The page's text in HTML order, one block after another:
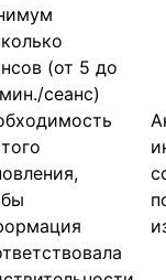
(от 5 до
сеанс)